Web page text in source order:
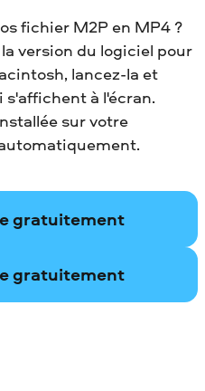
fichier M2P en MP4 ?
version du logiciel pour
lancez-la et
à l'écran.
sur votre
gratuitement
gratuitement